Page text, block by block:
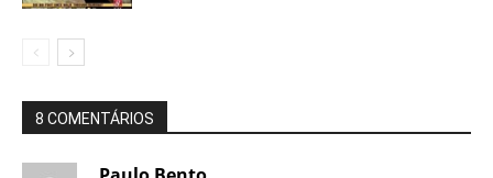
8 COMENTÁRIOS